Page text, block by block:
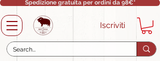
Spedizione gratuita per ordini da 98€*
Iscriviti